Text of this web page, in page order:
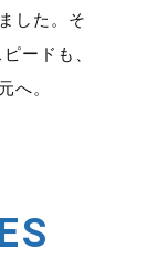
した。 そ
ピードも、
へ。